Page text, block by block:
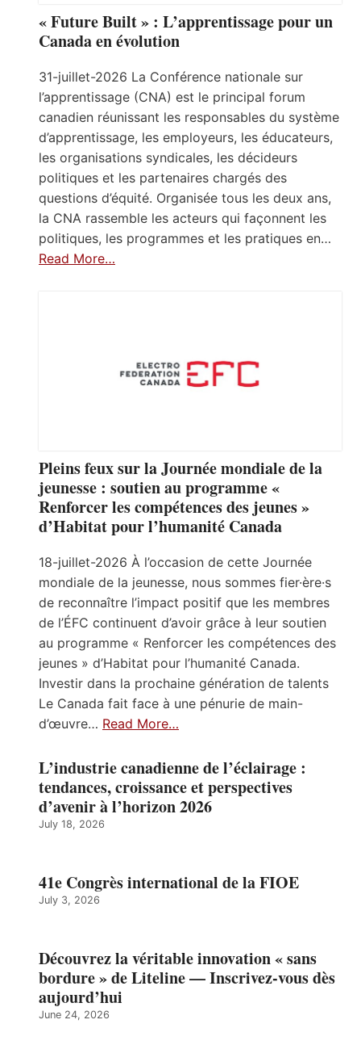
« Future Built » : L’apprentissage pour un
Canada en évolution
31-juillet-2026 La Conférence nationale sur
l’apprentissage (CNA) est le principal forum
canadien réunissant les responsables du système
d’apprentissage, les employeurs, les éducateurs,
les organisations syndicales, les décideurs
politiques et les partenaires chargés des
questions d’équité. Organisée tous les deux ans,
la CNA rassemble les acteurs qui façonnent les
politiques, les programmes et les pratiques en…
Read More…
Pleins feux sur la Journée mondiale de la
jeunesse : soutien au programme «
Renforcer les compétences des jeunes »
d’Habitat pour l’humanité Canada
18-juillet-2026 À l’occasion de cette Journée
mondiale de la jeunesse, nous sommes fier·ère·s
de reconnaître l’impact positif que les membres
de l’ÉFC continuent d’avoir grâce à leur soutien
au programme « Renforcer les compétences des
jeunes » d’Habitat pour l’humanité Canada.
Investir dans la prochaine génération de talents
Le Canada fait face à une pénurie de main-
d’œuvre… Read More…
L’industrie canadienne de l’éclairage :
tendances, croissance et perspectives
d’avenir à l’horizon 2026
July 18, 2026
41e Congrès international de la FIOE
July 3, 2026
Découvrez la véritable innovation « sans
bordure » de Liteline — Inscrivez-vous dès
aujourd’hui
June 24, 2026